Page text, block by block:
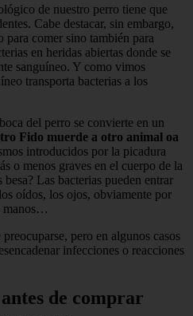
de nuestro perro tiene que
Cabe destacar, sin embargo,
para comer sino también para
en heridas abiertas donde se
sanguíneo. Y como vimos
transporta bacterias a los
del perro se convierte en un
Fido muerde a otro animal oa
introducidos por la picadura
o menos graves en el cuerpo de la
Las bacterias pueden entrar
oídos, los ojos, obviamente por
manos…
pero en algunos casos
infecciones o reacciones
de comprar